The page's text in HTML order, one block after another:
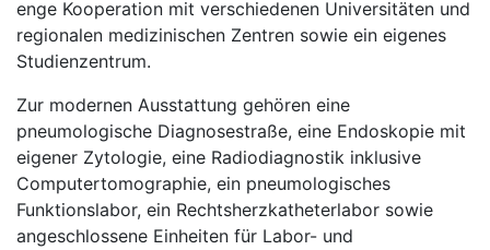
enge Kooperation mit verschiedenen Universitäten und
regionalen medizinischen Zentren sowie ein eigenes
Studienzentrum.
Zur modernen Ausstattung gehören eine
pneumologische Diagnosestraße, eine Endoskopie mit
eigener Zytologie, eine Radiodiagnostik inklusive
Computertomographie, ein pneumologisches
Funktionslabor, ein Rechtsherzkatheterlabor sowie
angeschlossene Einheiten für Labor- und